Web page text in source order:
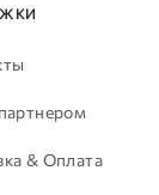
& Оплата